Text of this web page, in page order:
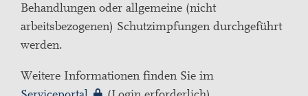
Behandlungen oder allgemeine (nicht
arbeitsbezogenen) Schutzimpfungen durchgeführt
werden.
Weitere Informationen finden Sie im